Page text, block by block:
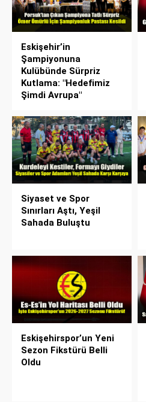
Eskişehir’in
Şampiyonuna
Kulübünde Sürpriz
Kutlama: "Hedefimiz
Şimdi Avrupa"
Siyaset ve Spor
Sınırları Aştı, Yeşil
Sahada Buluştu
Eskişehirspor’un Yeni
Sezon Fikstürü Belli
Oldu